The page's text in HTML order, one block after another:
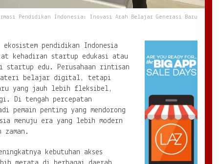
Pendidikan Indonesia: Inovasi Arah Belajar Generasi Baru
pendidikan Indonesia
kehadiran startup edukasi atau
startup edu. Perusahaan rintisan
belajar digital, tetapi
yang jauh lebih fleksibel,
Di tengah percepatan
penting yang mendorong
menuju era yang lebih modern
kebutuhan akses